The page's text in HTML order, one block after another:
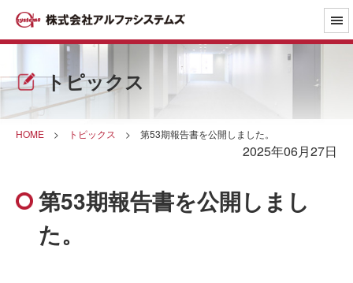
トピックス
HOME > トピックス > 第53期報告書を公開しました。
2025年06月27日
第53期報告書を公開しまし
た。